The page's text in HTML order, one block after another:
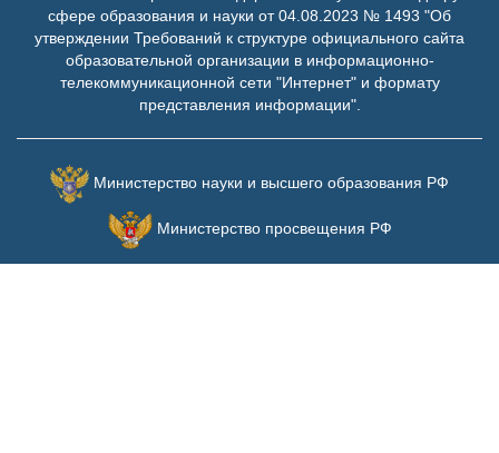
сфере образования и науки от 04.08.2023 № 1493 "Об
утверждении Требований к структуре официального сайта
образовательной организации в информационно-
телекоммуникационной сети "Интернет" и формату
представления информации".
Министерство науки и высшего образования РФ
Министерство просвещения РФ